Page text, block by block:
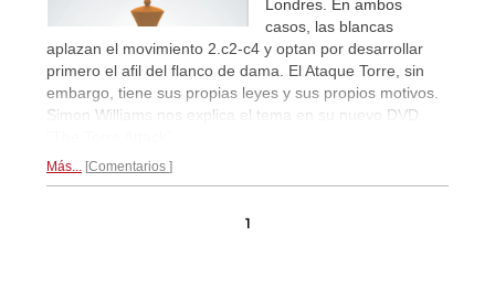
Londres. En ambos
casos, las blancas
aplazan el movimiento 2.c2-c4 y optan por desarrollar
primero el afil del flanco de dama. El Ataque Torre, sin
embargo, tiene sus propias leyes y sus propios motivos.
Simon Williams nos explica el tema en su nuevo DVD
Más... Comentarios
1